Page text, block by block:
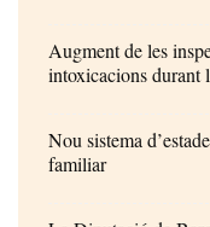
Augment de les
intoxicacions durant
Nou sistema
familiar